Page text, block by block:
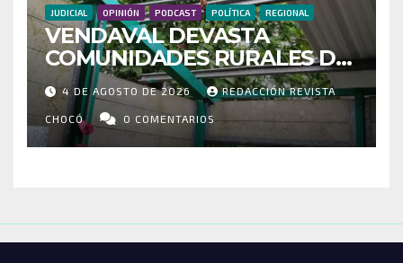
JUDICIAL OPINIÓN PODCAST POLÍTICA REGIONAL
VENDAVAL DEVASTA
COMUNIDADES RURALES DE
RIOSUCIO: ESCUELAS,
VIVIENDAS Y CEMENTERIO
ENTRE LOS AFECTADOS
4 DE AGOSTO DE 2026 REDACCIÓN REVISTA
CHOCÓ 0 COMENTARIOS